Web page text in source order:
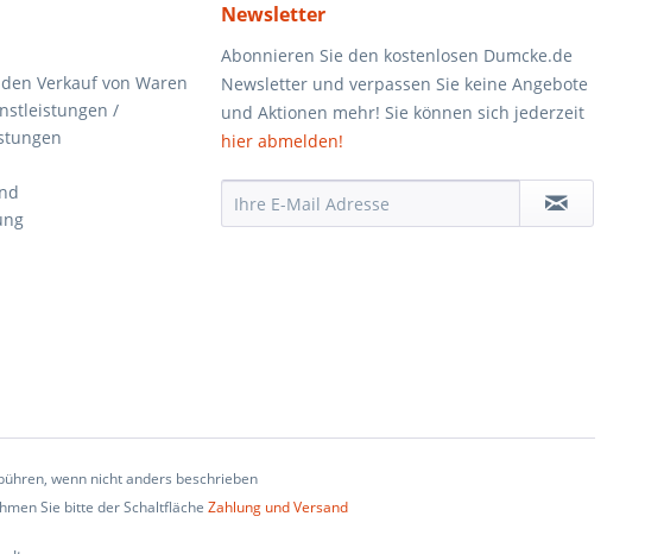
Verkauf von Waren
/
Newsletter
Abonnieren Sie den kostenlosen Dumcke.de
Newsletter und verpassen Sie keine Angebote
und Aktionen mehr! Sie können sich jederzeit
hier abmelden!
wenn nicht anders beschrieben
Sie bitte der Schaltfläche Zahlung und Versand